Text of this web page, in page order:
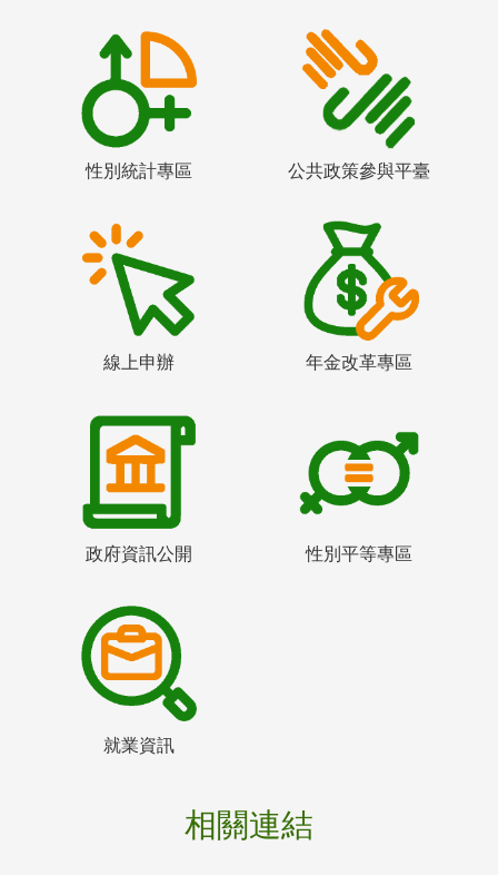
性別統計專區 公共政策參與平臺
線上申辦 年金改革專區
政府資訊公開 性別平等專區
就業資訊
相關連結